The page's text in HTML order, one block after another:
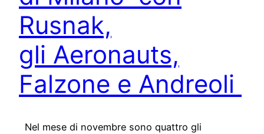
Rusnak,
gli Aeronauts,
Falzone e Andreoli
Nel mese di novembre sono quattro gli